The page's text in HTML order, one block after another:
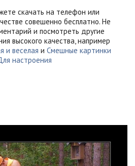
скачать на телефон или
совешенно бесплатно. Не
и посмотреть другие
высокого качества, например
и веселая и Смешные картинки
настроения